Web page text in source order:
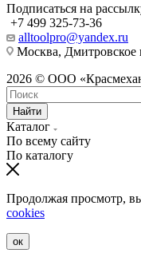
Подписаться на
+7 499 325-73-36
alltoolpro@yandex.ru
Москва, Дмитровское
2026 © ООО
Найти
Каталог
По всему сайту
По каталогу
Продолжая просмотр,
cookies
ок